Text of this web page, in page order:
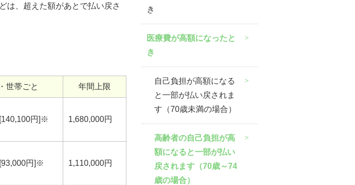
は、超えた額があとで払い戻さ
世帯ごと 年間上限
円]※ 1,680,000円
円]※ 1,110,000円
き
医療費が高額になったと
き
自己負担が高額になる
と一部が払い戻されま
す（70歳未満の場合）
高齢者の自己負担が高
額になると一部が払い
戻されます（70歳～74
歳の場合）